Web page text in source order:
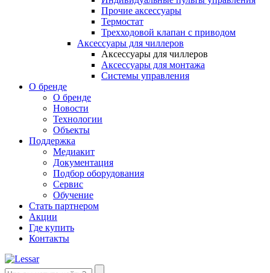
Прочие аксессуары
Термостат
Трехходовой клапан с приводом
Аксессуары для чиллеров
Аксессуары для чиллеров
Аксессуары для монтажа
Системы управления
О бренде
О бренде
Новости
Технологии
Объекты
Поддержка
Медиакит
Документация
Подбор оборудования
Сервис
Обучение
Стать партнером
Акции
Где купить
Контакты